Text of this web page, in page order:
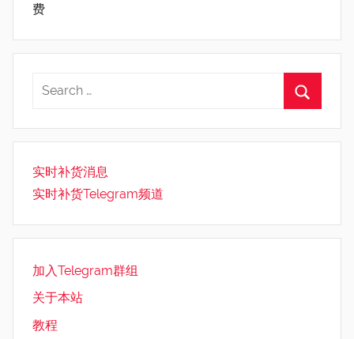
费
实时补货消息
实时补货Telegram频道
加入Telegram群组
关于本站
教程